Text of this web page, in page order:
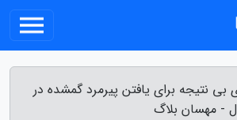
بی نتیجه برای یافتن پیرمرد گمشده در
- مهسان بلاگ